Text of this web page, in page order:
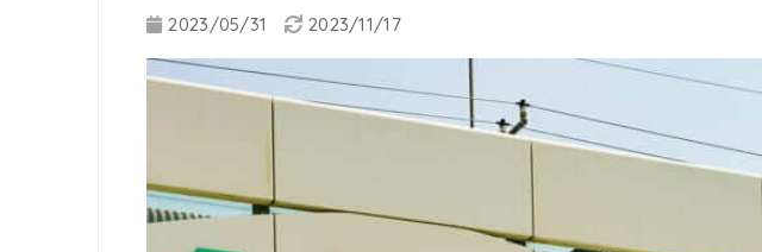
2023/05/31 2023/11/17